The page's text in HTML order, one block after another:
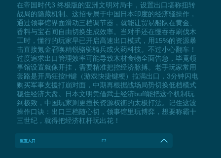
在帝国时代3 终极版的亚洲文明对局中，设置出口堪称扭转
战局的隐藏机制。这招专属于中国日本印度的经济骚操作，
通过领事馆界面滑动三档调节器，就能让贸易船队在黄金、
香料与宝石间自由切换生成效率。当对手还在慢吞吞刷伐木
工时，懂行的玩家早已开启高速出口模式，用15%的资源暴
击直接氪金召唤精锐骆驼骑兵或火药科技。不过小心翻车！
过度追求出口管理效率可能导致木材食物全面告急，毕竟领
事馆设置就像开挂，需要精准把控经济脉搏。老手玩家常用
套路是开局狂按H键（游戏快捷键梗）拉满出口，3分钟闪电
购买军事支援打崩对面，中期再根据战场局势切换低档模式
稳住经济大盘。日本文明凭借武士经济buff能把这个机制玩
到极致，中国玩家则更擅长资源权衡的太极打法。记住这波
操作口诀：出口三档随心切，领事馆里玩博弈，想要称霸十
三世纪，就得把经济杠杆玩出花！
重置人口 F7